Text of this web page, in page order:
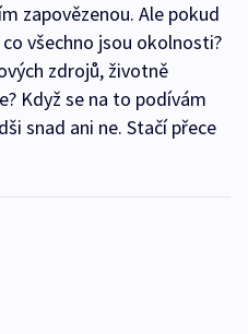
zapovězenou. Ale pokud
všechno jsou okolnosti?
zdrojů, životně
Když se na to podívám
snad ani ne. Stačí přece